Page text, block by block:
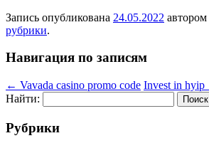
Запись опубликована 24.05.2022 автором
рубрики.
Навигация по записям
← Vavada casino promo code Invest in hyip
Найти:
Рубрики